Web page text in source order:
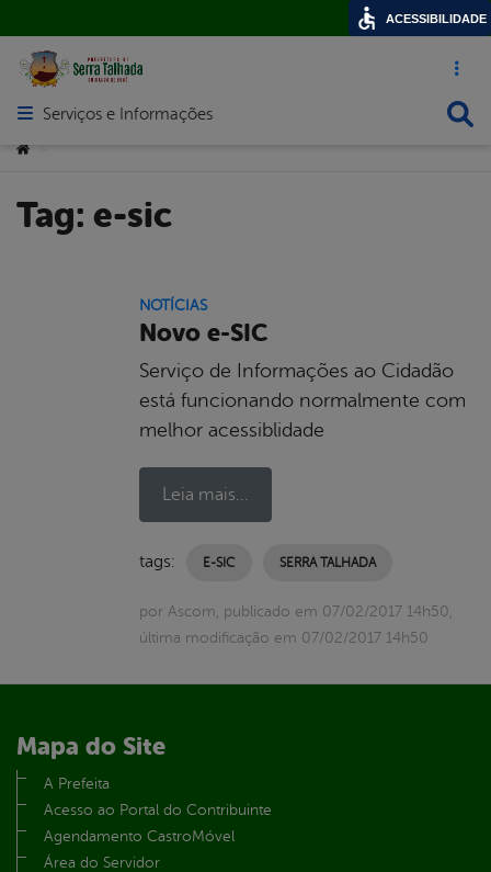
Acesso
Abrir menu principal de navegação
Serviços e Informações
Você está aqui:
Tag: e-sic
NOTÍCIAS
Novo e-SIC
Serviço de Informações ao Cidadão
está funcionando normalmente com
melhor acessiblidade
Leia mais...
tags: E-SIC SERRA TALHADA
por Ascom, publicado em 07/02/2017 14h50,
última modificação em 07/02/2017 14h50
Mapa do Site
A Prefeita
Acesso ao Portal do Contribuinte
Agendamento CastroMóvel
Área do Servidor
ACESSIBILIDADE